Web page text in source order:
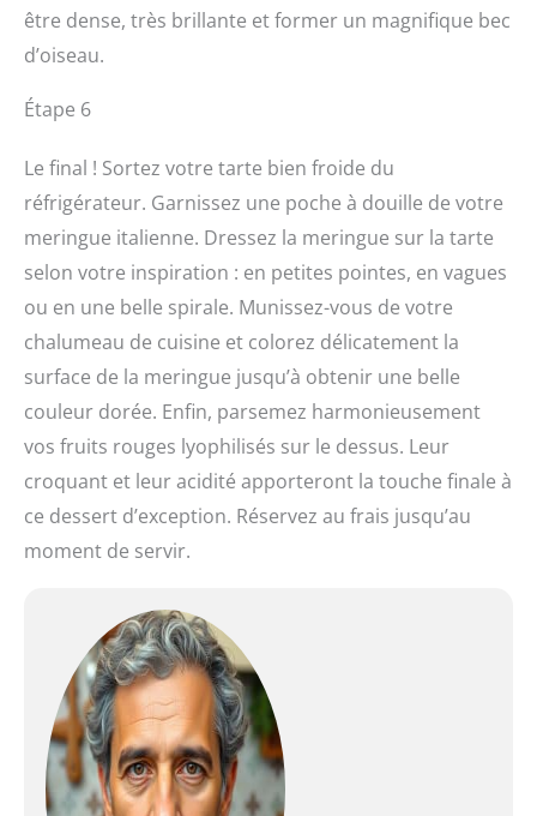
être dense, très brillante et former un magnifique bec
d’oiseau.
Étape 6
Le final ! Sortez votre tarte bien froide du
réfrigérateur. Garnissez une poche à douille de votre
meringue italienne. Dressez la meringue sur la tarte
selon votre inspiration : en petites pointes, en vagues
ou en une belle spirale. Munissez-vous de votre
chalumeau de cuisine et colorez délicatement la
surface de la meringue jusqu’à obtenir une belle
couleur dorée. Enfin, parsemez harmonieusement
vos fruits rouges lyophilisés sur le dessus. Leur
croquant et leur acidité apporteront la touche finale à
ce dessert d’exception. Réservez au frais jusqu’au
moment de servir.